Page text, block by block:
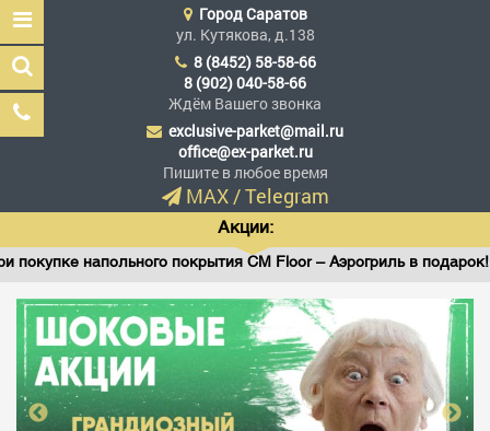
Эксклюзив Паркет
Мы сделали эксклюзив
доступным
ГЛАВНАЯ
ГородСаратов
ул. Кутякова, д.138
8 (8452) 58-58-66
8 (902) 040-58-66
Ждём Вашего звонка
exclusive-parket@mail.ru
office@ex-parket.ru
Пишите в любое время
MAX/Telegram
Акции:
напольного покрытия CM Floor – Аэрогриль в подарок!